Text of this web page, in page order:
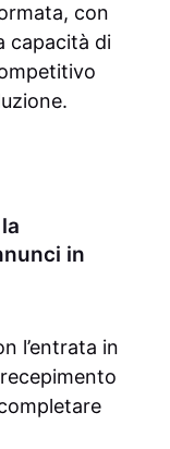
con
capacità di
in
l’entrata in